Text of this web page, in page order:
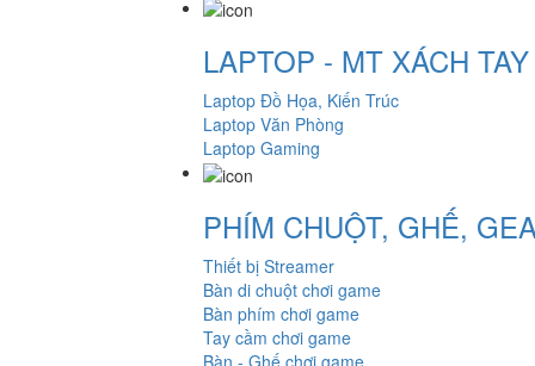
LAPTOP - MT XÁCH
Laptop Đồ Họa, Kiến Trúc
Laptop Văn Phòng
Laptop Gaming
PHÍM CHUỘT, GHẾ,
Thiết bị Streamer
Bàn di chuột chơi game
Bàn phím chơi game
Tay cầm chơi game
Bàn - Ghế chơi game